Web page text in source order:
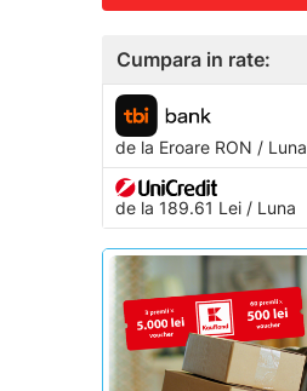
Cumpara in rate:
de la EroareRON / Luna
de la 189.61 Lei / Luna